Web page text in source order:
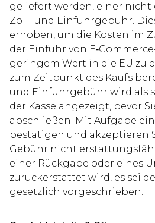
geliefert werden, einer
Zoll- und Einfuhrgebühr.
erhoben, um die Kosten im
der Einfuhr von
geringem Wert in die EU zu
zum Zeitpunkt des Kaufs
und Einfuhrgebühr wird als
der Kasse angezeigt, bevor
abschließen. Mit Aufgabe
bestätigen und akzeptieren
Gebühr nicht
einer Rückgabe oder eines
zurückerstattet wird, es sei
gesetzlich vorgeschrieben.